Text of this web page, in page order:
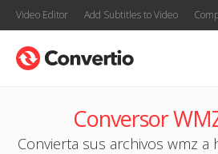
Video Editor Add Subtitles to Video
Conversor
Convierta sus archivos wmz a